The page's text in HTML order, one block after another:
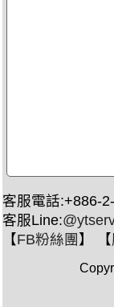
客服電話:+886-
客服Line:
【FB粉絲團 】 【